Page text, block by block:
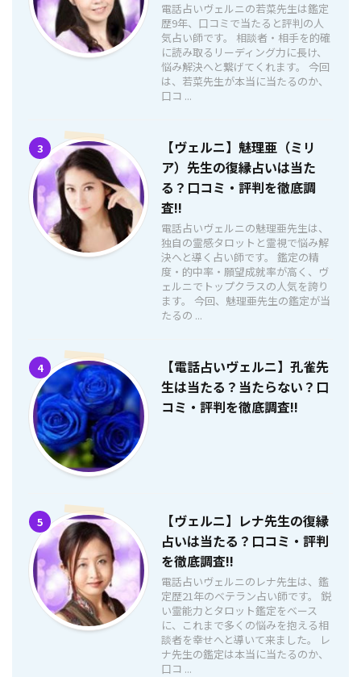
電話占いヴェルニの若菜先生は鑑定
歴9年、口コミで当たると評判の人
気占い師です。 相談者・相手を的確
に読み取るリーディング力に長け、
悩み解決へと繋げてくれます。 今回
は、若菜先生が本当に当たるのか、
口コ ...
3
【ヴェルニ】魅理亜（ミリ
ア）先生の復縁占いは当た
る？口コミ・評判を徹底調
査!!
電話占いヴェルニの魅理亜先生は、
独自の霊感タロットと霊視で悩み解
決へと導く占い師です。 鑑定の精
度・的中率・願望成就率が高く、ヴ
ェルニでトップクラスの人気を誇り
ます。 今回、魅理亜先生の鑑定が当
たるの ...
4
【電話占いヴェルニ】孔雀先
生は当たる？当たらない？口
コミ・評判を徹底調査!!
5
【ヴェルニ】レナ先生の復縁
占いは当たる？口コミ・評判
を徹底調査!!
電話占いヴェルニのレナ先生は、鑑
定歴21年のベテラン占い師です。 鋭
い霊能力とタロット鑑定をベース
に、これまで多くの悩みを抱える相
談者を幸せへと導いて来ました。 レ
ナ先生の鑑定は本当に当たるのか、
口コ ...